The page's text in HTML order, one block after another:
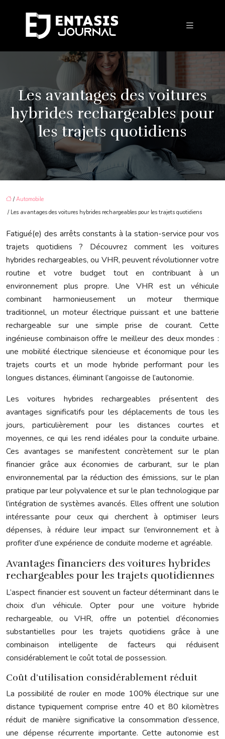
Les avantages des voitures
hybrides rechargeables pour
les trajets quotidiens
/Automobile
/ Les avantages des voitures hybrides rechargeables pour les trajets quotidiens
Fatigué(e) des arrêts constants à la station-service pour vos
trajets quotidiens ? Découvrez comment les voitures
hybrides rechargeables, ou VHR, peuvent révolutionner votre
routine et votre budget tout en contribuant à un
environnement plus propre. Une VHR est un véhicule
combinant harmonieusement un moteur thermique
traditionnel, un moteur électrique puissant et une batterie
rechargeable sur une simple prise de courant. Cette
ingénieuse combinaison offre le meilleur des deux mondes :
une mobilité électrique silencieuse et économique pour les
trajets courts et un mode hybride performant pour les
longues distances, éliminant l’angoisse de l’autonomie.
Les voitures hybrides rechargeables présentent des
avantages significatifs pour les déplacements de tous les
jours, particulièrement pour les distances courtes et
moyennes, ce qui les rend idéales pour la conduite urbaine.
Ces avantages se manifestent concrètement sur le plan
financier grâce aux économies de carburant, sur le plan
environnemental par la réduction des émissions, sur le plan
pratique par leur polyvalence et sur le plan technologique par
l’intégration de systèmes avancés. Elles offrent une solution
intéressante pour ceux qui cherchent à optimiser leurs
dépenses, à réduire leur impact sur l’environnement et à
profiter d’une expérience de conduite moderne et agréable.
Avantages financiers des voitures hybrides
rechargeables pour les trajets quotidiennes
L’aspect financier est souvent un facteur déterminant dans le
choix d’un véhicule. Opter pour une voiture hybride
rechargeable, ou VHR, offre un potentiel d’économies
substantielles pour les trajets quotidiens grâce à une
combinaison intelligente de facteurs qui réduisent
considérablement le coût total de possession.
Coût d’utilisation considérablement réduit
La possibilité de rouler en mode 100% électrique sur une
distance typiquement comprise entre 40 et 80 kilomètres
réduit de manière significative la consommation d’essence,
une dépense récurrente importante. Cette autonomie est